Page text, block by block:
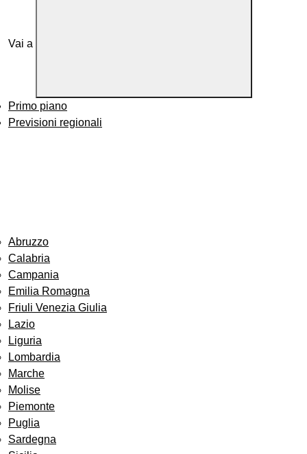
Vai a
Primo piano
Previsioni regionali
Abruzzo
Calabria
Campania
Emilia Romagna
Friuli Venezia Giulia
Lazio
Liguria
Lombardia
Marche
Molise
Piemonte
Puglia
Sardegna